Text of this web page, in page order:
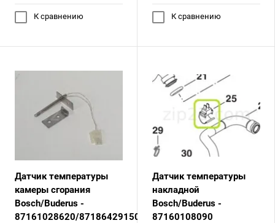
К сравнению К сравнению
Датчик температуры
камеры сгорания
Bosch/Buderus -
87161028620/87186429150
Датчик температуры
накладной
Bosch/Buderus -
87160108090